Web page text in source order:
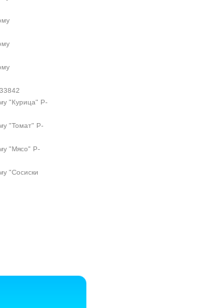
"Курица" P-
"Томат" P-
"Мясо" P-
"Сосиски